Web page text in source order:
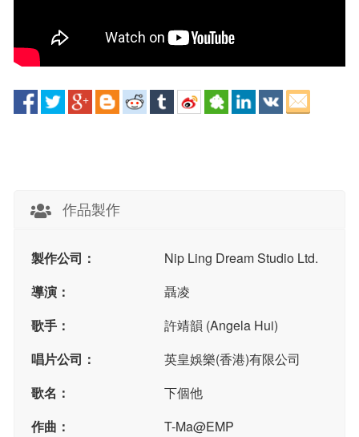
作品製作
製作公司：
Nip Ling Dream Studio Ltd.
導演：
聶凌
歌手：
許靖韻 (Angela Hui)
唱片公司：
英皇娛樂(香港)有限公司
歌名：
下個他
作曲：
T-Ma@EMP